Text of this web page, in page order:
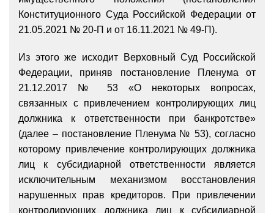
Конституционного Суда Российской Федерации от
21.05.2021 № 20-П и от 16.11.2021 № 49-П).
Из этого же исходит Верховный Суд Российской
Федерации, приняв постановление Пленума от
21.12.2017 № 53 «О некоторых вопросах,
связанных с привлечением контролирующих лиц
должника к ответственности при банкротстве»
(далее – постановление Пленума № 53), согласно
которому привлечение контролирующих должника
лиц к субсидиарной ответственности является
исключительным механизмом восстановления
нарушенных прав кредиторов. При привлечении
контролирующих должника лиц к субсидиарной